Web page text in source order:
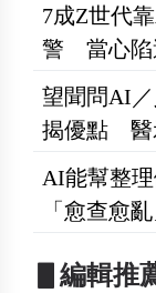
7成Z世代
警 當心陷
望聞問AI
揭優點 醫
AI能幫整
「愈查愈
▋編輯推